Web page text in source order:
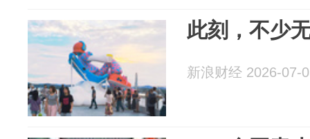
此刻，不少
新浪财经 2026-07-